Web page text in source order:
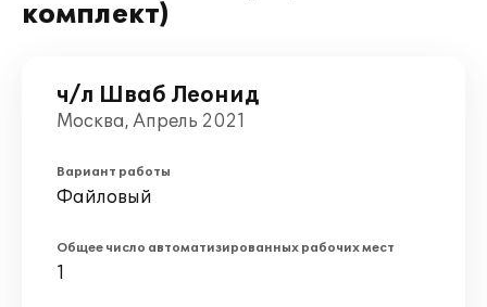
комплект)
ч/л Шваб Леонид
Москва, Апрель 2021
Вариант работы
Файловый
Общее число автоматизированных рабочих мест
1